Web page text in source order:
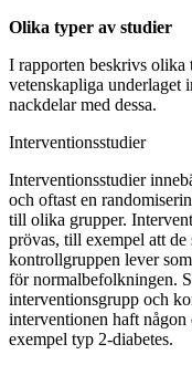
Olika typer av studier
I rapporten beskrivs olika
vetenskapliga underlaget
nackdelar med dessa.
Interventionsstudier
Interventionsstudier
och oftast en
till olika grupper.
prövas, till exempel att de
kontrollgruppen lever
för normalbefolkningen.
interventionsgrupp och
interventionen haft
exempel typ 2-diabetes.